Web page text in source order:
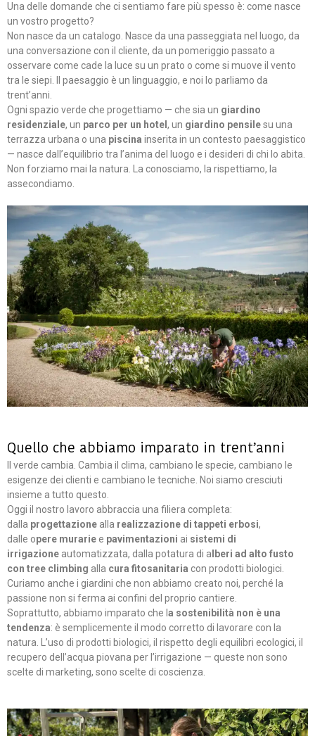
Una delle domande che ci sentiamo fare più spesso è: come nasce
un vostro progetto?
Non nasce da un catalogo. Nasce da una passeggiata nel luogo, da
una conversazione con il cliente, da un pomeriggio passato a
osservare come cade la luce su un prato o come si muove il vento
tra le siepi. Il paesaggio è un linguaggio, e noi lo parliamo da
trent’anni.​
Ogni spazio verde che progettiamo — che sia un giardino
residenziale, un parco per un hotel , un giardino pensilesu una
terrazza urbana o una piscina inserita in un contesto paesaggistico
— nasce dall’equilibrio tra l’anima del luogo e i desideri di chi lo abita.
Non forziamo mai la natura. La conosciamo, la rispettiamo, la
assecondiamo.​
Quello che abbiamo imparato in trent’anni
Il verde cambia. Cambia il clima, cambiano le specie, cambiano le
esigenze dei clienti e cambiano le tecniche. Noi siamo cresciuti
insieme a tutto questo.
Oggi il nostro lavoro abbraccia una filiera completa:
dalla progettazione alla realizzazione di tappeti erbosi,
dalle opere murariee pavimentazioni ai sistemi di
irrigazione automatizzata, dalla potatura di alberi ad alto fusto
con tree climbing alla cura fitosanitaria con prodotti biologici.
Curiamo anche i giardini che non abbiamo creato noi, perché la
passione non si ferma ai confini del proprio cantiere.​
Soprattutto, abbiamo imparato che la sostenibilità non è una
tendenza: è semplicemente il modo corretto di lavorare con la
natura. L’uso di prodotti biologici, il rispetto degli equilibri ecologici, il
recupero dell’acqua piovana per l’irrigazione — queste non sono
scelte di marketing, sono scelte di coscienza.​